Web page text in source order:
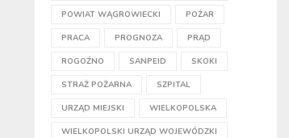
POWIAT WĄGROWIECKI POŻAR
PRACA PROGNOZA PRĄD
ROGOŹNO SANPEID SKOKI
STRAŻ POŻARNA SZPITAL
URZĄD MIEJSKI WIELKOPOLSKA
WIELKOPOLSKI URZĄD WOJEWÓDZKI